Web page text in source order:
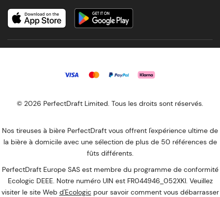
© 2026 PerfectDraft Limited. Tous les droits sont réservés.
Nos tireuses à bière PerfectDraft vous offrent l'expérience ultime de
la bière à domicile avec une sélection de plus de 50 références de
fûts différents.
PerfectDraft Europe SAS est membre du programme de conformité
Ecologic DEEE. Notre numéro UIN est FR044946_052XKI. Veuillez
visiter le site Web d'Ecologic pour savoir comment vous débarrasser